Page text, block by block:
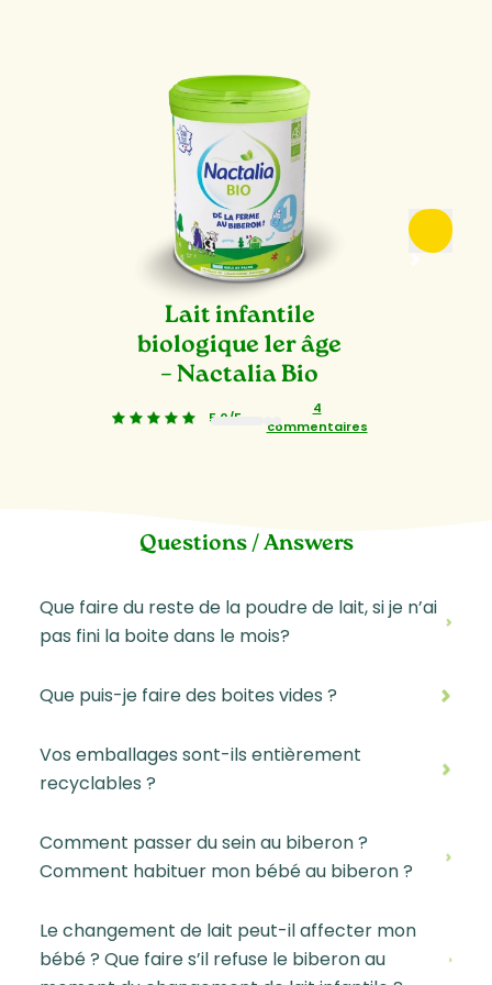
Lait infantile
biologique 1er âge
– Nactalia Bio
5,0/5
4
commentaires
23
Questions / Answers
Que faire du reste de la poudre de lait, si je n’ai
pas fini la boite dans le mois?
Que puis-je faire des boites vides ?
Vos emballages sont-ils entièrement
recyclables ?
Comment passer du sein au biberon ?
Comment habituer mon bébé au biberon ?
Le changement de lait peut-il affecter mon
bébé ? Que faire s’il refuse le biberon au